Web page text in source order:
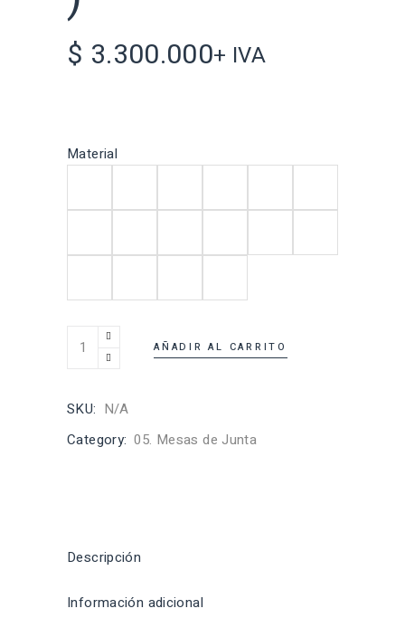
$ 3.300.000+ IVA
Material
AÑADIR AL CARRITO
SKU: N/A
Category: 05. Mesas de Junta
Descripción
Información adicional